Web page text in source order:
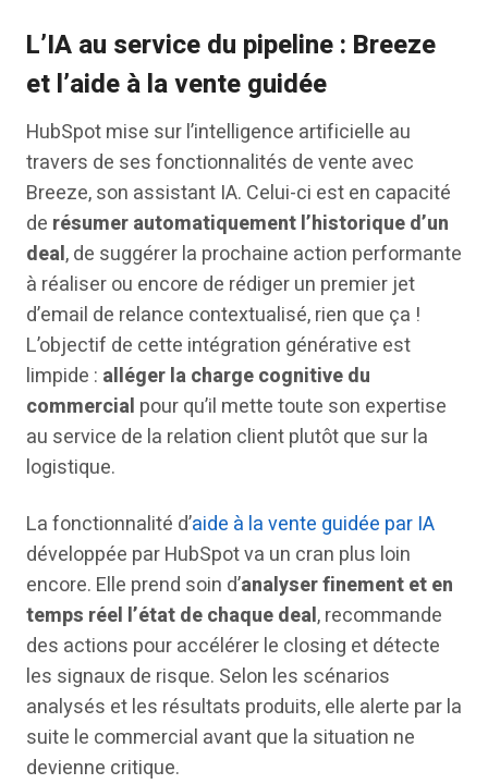
L’IA au service du pipeline : Breeze
et l’aide à la vente guidée
HubSpot mise sur l’intelligence artificielle au
travers de ses fonctionnalités de vente avec
Breeze, son assistant IA. Celui-ci est en capacité
de résumer automatiquement l’historique d’un
deal, de suggérer la prochaine action performante
à réaliser ou encore de rédiger un premier jet
d’email de relance contextualisé, rien que ça !
L’objectif de cette intégration générative est
limpide : alléger la charge cognitive du
commercial pour qu’il mette toute son expertise
au service de la relation client plutôt que sur la
logistique.
La fonctionnalité d’aide à la vente guidée par IA
développée par HubSpot va un cran plus loin
encore. Elle prend soin d’analyser finement et en
temps réel l’état de chaque deal, recommande
des actions pour accélérer le closing et détecte
les signaux de risque. Selon les scénarios
analysés et les résultats produits, elle alerte par la
suite le commercial avant que la situation ne
devienne critique.